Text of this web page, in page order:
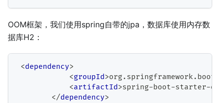
OOM框架，我们使用spring自带的jpa，数据库使用内存数
据库H2：
<dependency>
<groupId>org.springframework.boot
<artifactId>spring-boot-starter-
</dependency>